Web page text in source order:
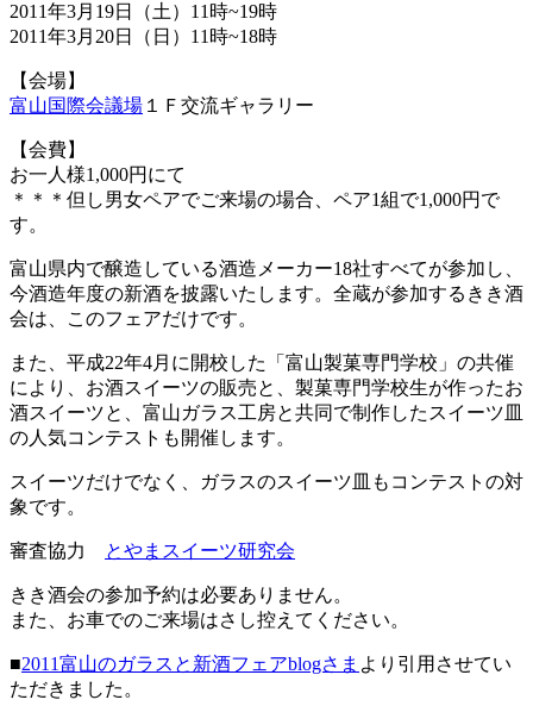
2011年3月19日（土）11時~19時
2011年3月20日（日）11時~18時
【会場】
富山国際会議場 １Ｆ交流ギャラリー
【会費】
お一人様1,000円にて
＊＊＊但し男女ペアでご来場の場合、ペア1組で1,000円で
す。
富山県内で醸造している酒造メーカー18社すべてが参加し、
今酒造年度の新酒を披露いたします。全蔵が参加するきき酒
会は、このフェアだけです。
また、平成22年4月に開校した「富山製菓専門学校」の共催
により、お酒スイーツの販売と、製菓専門学校生が作ったお
酒スイーツと、富山ガラス工房と共同で制作したスイーツ皿
の人気コンテストも開催します。
スイーツだけでなく、ガラスのスイーツ皿もコンテストの対
象です。
審査協力 とやまスイーツ研究会
きき酒会の参加予約は必要ありません。
また、お車でのご来場はさし控えてください。
■2011富山のガラスと新酒フェアblogさま より引用させてい
ただきました。